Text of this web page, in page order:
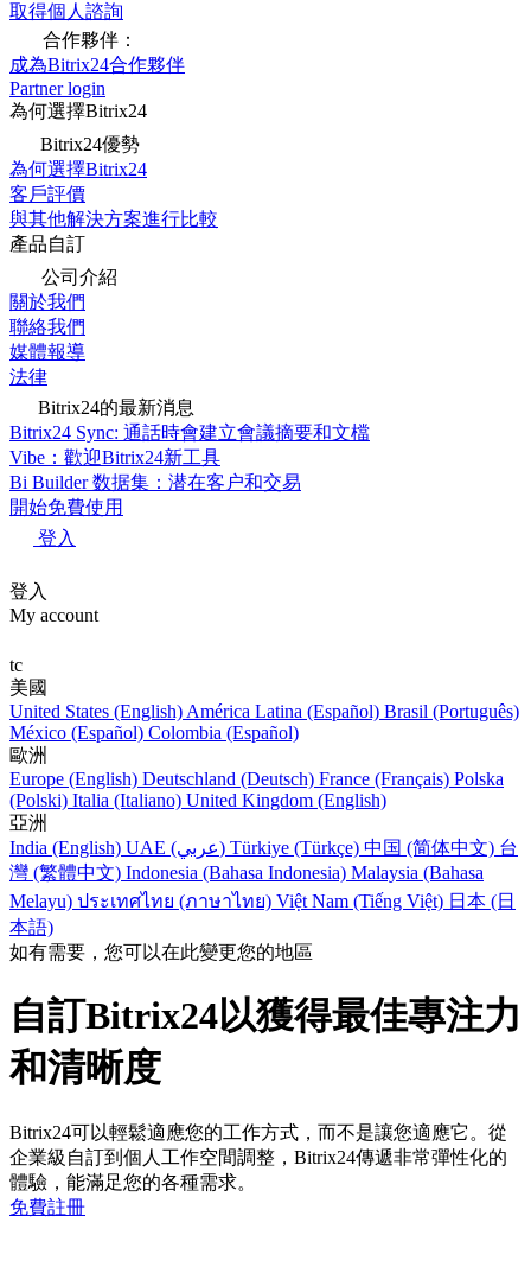
取得個人諮詢
合作夥伴：
成為Bitrix24合作夥伴
Partner login
為何選擇Bitrix24
Bitrix24優勢
為何選擇Bitrix24
客戶評價
與其他解決方案進行比較
產品自訂
公司介紹
關於我們
聯絡我們
媒體報導
法律
Bitrix24的最新消息
Bitrix24 Sync: 通話時會建立會議摘要和文檔
Vibe：歡迎Bitrix24新工具
Bi Builder 数据集：潜在客户和交易
開始免費使用
登入
登入
My account
tc
美國
United States (English) América Latina (Español) Brasil (Português)
México (Español) Colombia (Español)
歐洲
Europe (English) Deutschland (Deutsch) France (Français) Polska
(Polski) Italia (Italiano) United Kingdom (English)
亞洲
India (English)
UAE (عربي) Türkiye (Türkçe) 中国 (简体中文) 台
灣 (繁體中文) Indonesia (Bahasa Indonesia) Malaysia (Bahasa
Melayu) ประเทศไทย (ภาษาไทย) Việt Nam (Tiếng Việt) 日本 (日
本語)
如有需要，您可以在此變更您的地區
自訂Bitrix24以獲得最佳專注力
和清晰度
Bitrix24可以輕鬆適應您的工作方式，而不是讓您適應它。從
企業級自訂到個人工作空間調整，Bitrix24傳遞非常彈性化的
體驗，能滿足您的各種需求。
免費註冊